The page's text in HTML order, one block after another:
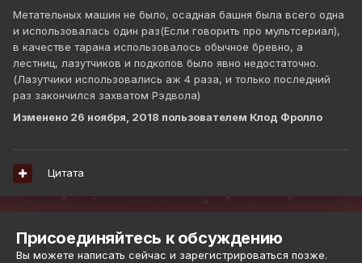
Метательных машин не было, осадная башня была всего одна
и использовалась один раз(Если говорить про мультсериал),
в качестве тарана использовалось обычное бревно, а
лестниц, лазутчиков и подкопов было явно недостаточно.
(Лазутчики использовались аж 4 раза, и только последний
раз закончился захватом Рэдвола)
Изменено 26 ноября, 2018 пользователем Клод Фролло
Цитата
Присоединяйтесь к обсуждению
Вы можете написать сейчас и зарегистрироваться позже.